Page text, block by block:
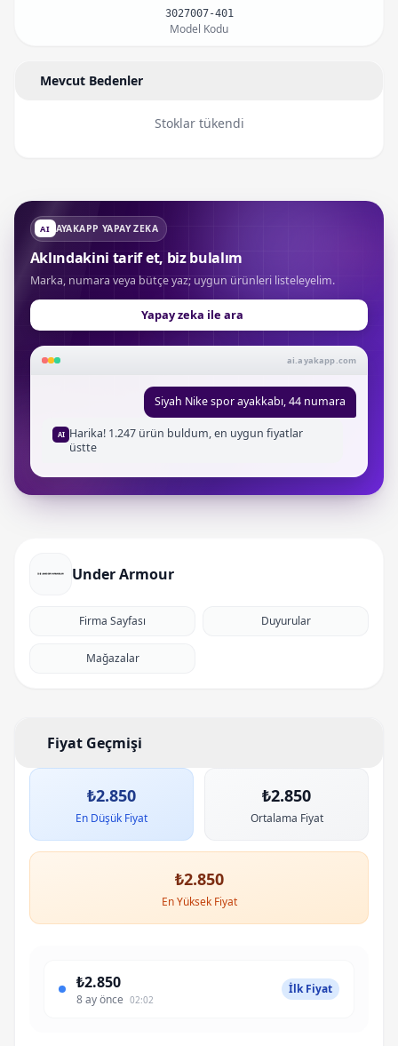
3027007-401
Model Kodu
Mevcut Bedenler
Stoklar tükendi
AI AYAKAPP YAPAY ZEKA
Aklındakini tarif et, biz bulalım
Marka, numara veya bütçe yaz; uygun ürünleri listeleyelim.
Yapay zeka ile ara
ai.ayakapp.com
Siyah Nike spor ayakkabı, 44 numara
AI Harika! 1.247 ürün buldum, en uygun fiyatlar
üstte
Under Armour
Firma Sayfası Duyurular
Mağazalar
Fiyat Geçmişi
₺2.850
En Düşük Fiyat
₺2.850
Ortalama Fiyat
₺2.850
En Yüksek Fiyat
₺2.850
8 ay önce 02:02
İlk Fiyat